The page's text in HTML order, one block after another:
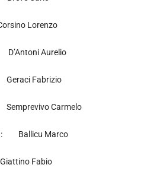
Lorenzo
Aurelio
Fabrizio
Carmelo
Ballicu Marco
Fabio